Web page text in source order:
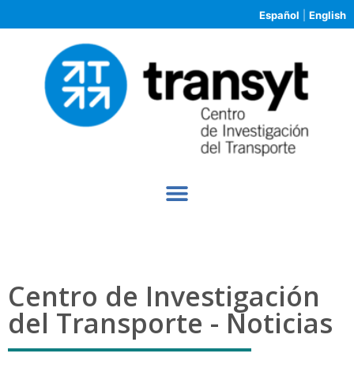
Español English
Centro de Investigación
del Transporte - Noticias